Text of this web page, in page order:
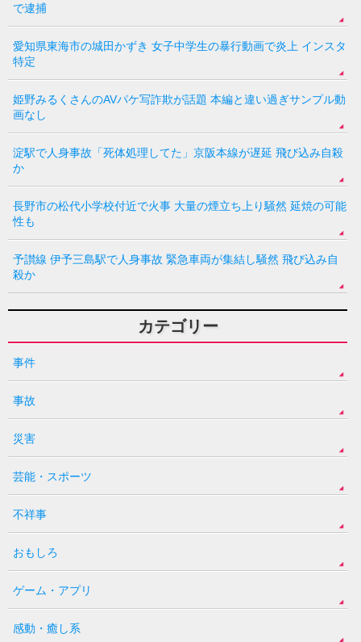
で逮捕
愛知県東海市の城田かずき 女子中学生の暴行動画で炎上 インスタ
特定
姫野みるくさんのAVパケ写詐欺が話題 本編と違い過ぎサンプル動
画なし
淀駅で人身事故「死体処理してた」京阪本線が遅延 飛び込み自殺
か
長野市の松代小学校付近で火事 大量の煙立ち上り騒然 延焼の可能
性も
予讃線 伊予三島駅で人身事故 緊急車両が集結し騒然 飛び込み自
殺か
カテゴリー
事件
事故
災害
芸能・スポーツ
不祥事
おもしろ
ゲーム・アプリ
感動・癒し系